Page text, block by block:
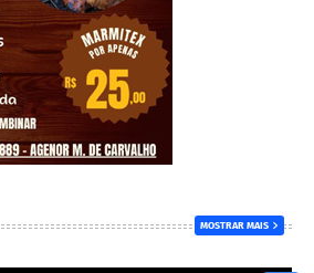
MOSTRAR MAIS